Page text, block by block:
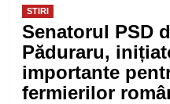
STIRI
Senatorul PSD
Păduraru,
importante
fermierilor